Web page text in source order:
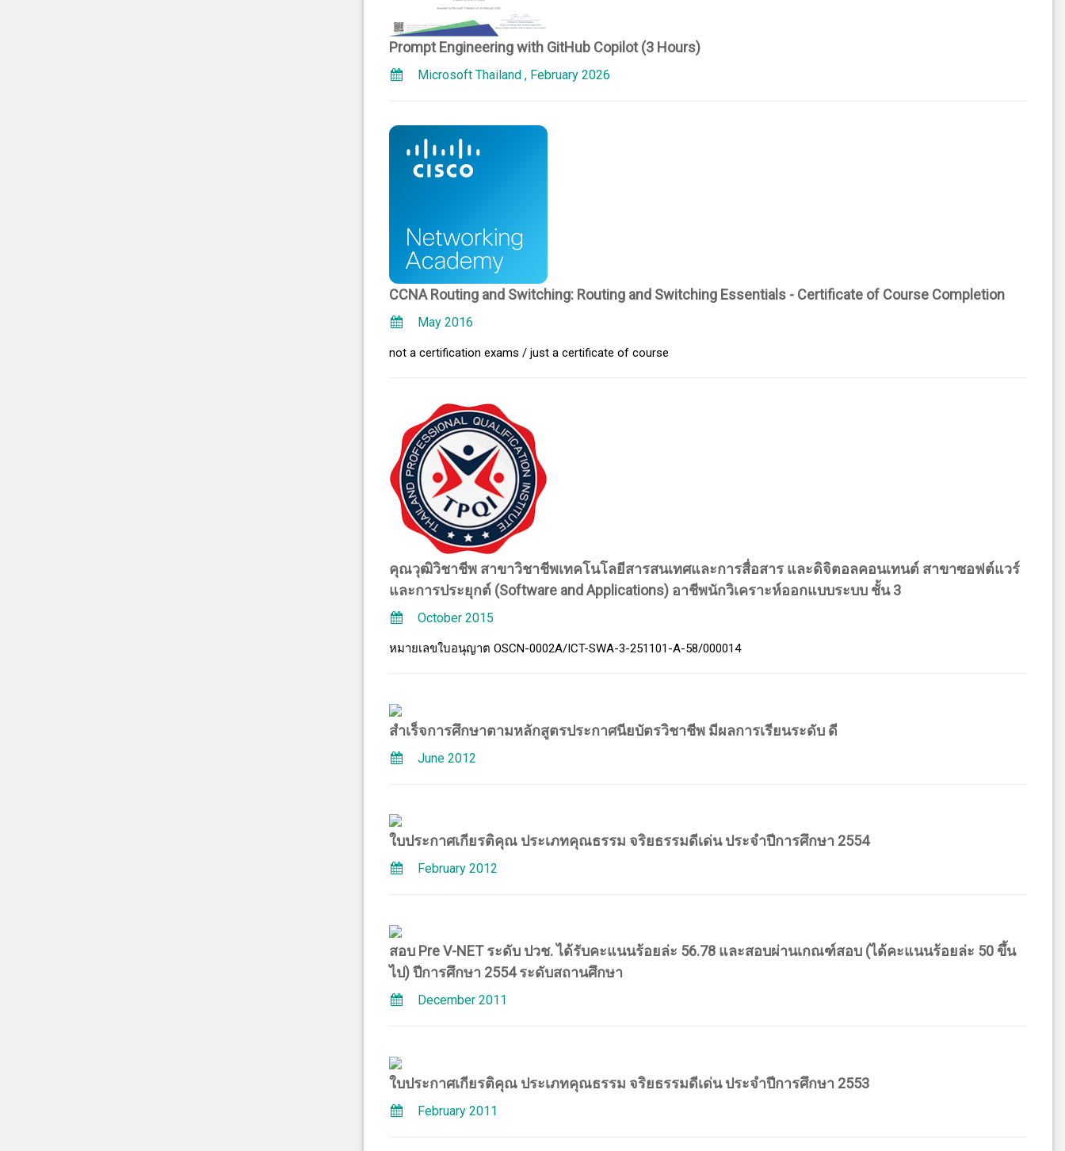
Prompt Engineering with GitHub Copilot (3 Hours)
Microsoft Thailand , February 2026
CCNA Routing and Switching: Routing and Switching Essentials - Certificate of Course Completion
May 2016
not a certification exams / just a certificate of course
คุณวุฒิวิชาชีพ สาขาวิชาชีพเทคโนโลยีสารสนเทศและการสื่อสาร และดิจิตอลคอนเทนต์ สาขาซอฟต์แวร์
และการประยุกต์ (Software and Applications) อาชีพนักวิเคราะห์ออกแบบระบบ ชั้น 3
October 2015
หมายเลขใบอนุญาต OSCN-0002A/ICT-SWA-3-251101-A-58/000014
สำเร็จการศึกษาตามหลักสูตรประกาศนียบัตรวิชาชีพ มีผลการเรียนระดับ ดี
June 2012
ใบประกาศเกียรติคุณ ประเภทคุณธรรม จริยธรรมดีเด่น ประจำปีการศึกษา 2554
February 2012
สอบ Pre V-NET ระดับ ปวช. ได้รับคะแนนร้อยล่ะ 56.78 และสอบผ่านเกณฑ์สอบ (ได้คะแนนร้อยล่ะ 50 ขึ้น
ไป) ปีการศึกษา 2554 ระดับสถานศึกษา
December 2011
ใบประกาศเกียรติคุณ ประเภทคุณธรรม จริยธรรมดีเด่น ประจำปีการศึกษา 2553
February 2011